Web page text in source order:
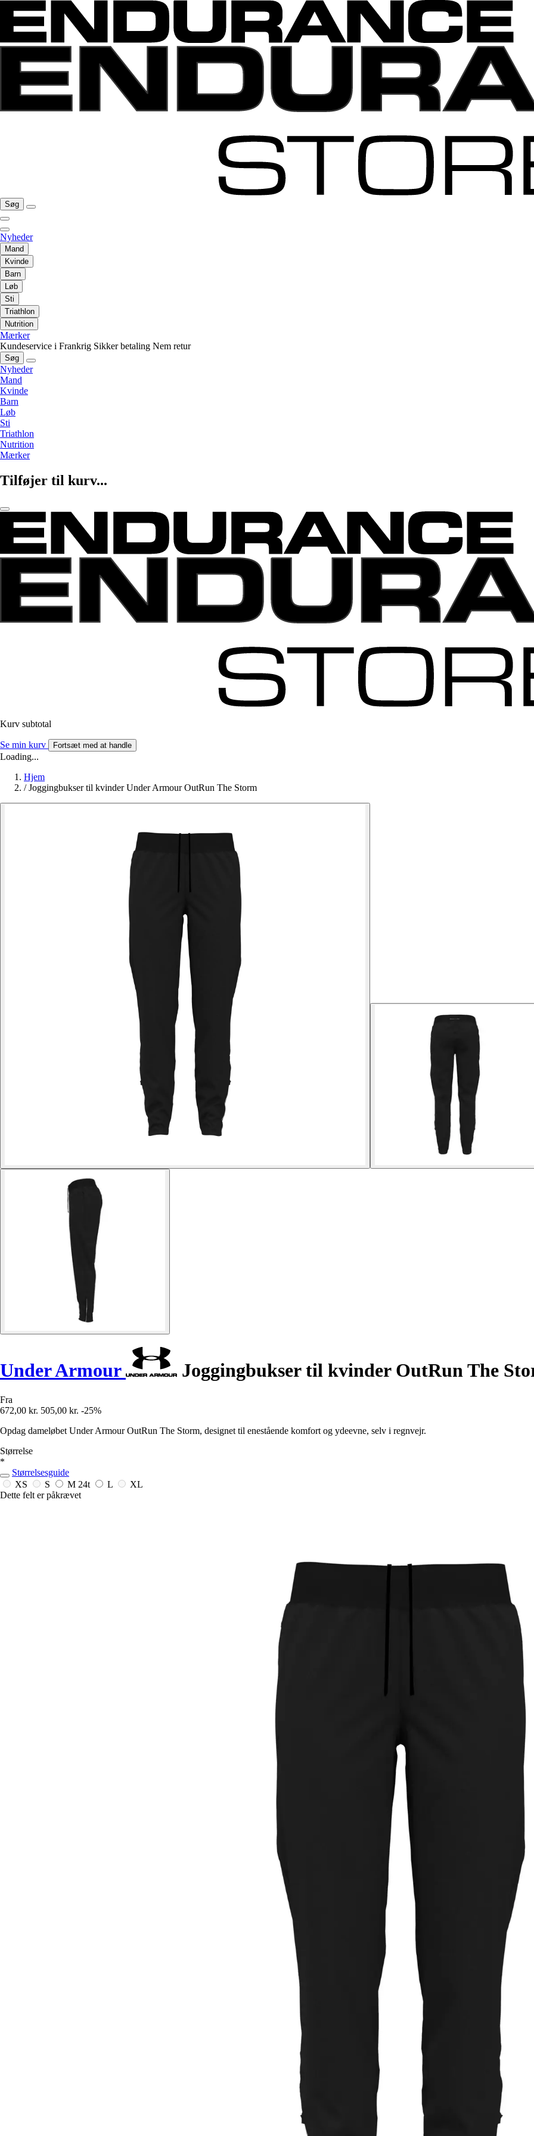
Søg
Nyheder
Mand
Kvinde
Barn
Løb
Sti
Triathlon
Nutrition
Mærker
Kundeservice i Frankrig Sikker betaling Nem retur
Søg
Nyheder
Mand
Kvinde
Barn
Løb
Sti
Triathlon
Nutrition
Mærker
Tilføjer til kurv...
Kurv subtotal
Se min kurv Fortsæt med at handle
Loading...
Hjem
/ Joggingbukser til kvinder Under Armour OutRun The Storm
Under Armour Joggingbukser til kvinder OutRun The
Fra
672,00 kr. 505,00 kr. -25%
Opdag dameløbet Under Armour OutRun The Storm, designet til enestående komfort og ydeevne, selv i regnvejr.
Størrelse
*
Størrelsesguide
XS
S M 24t L
XL
Dette felt er påkrævet